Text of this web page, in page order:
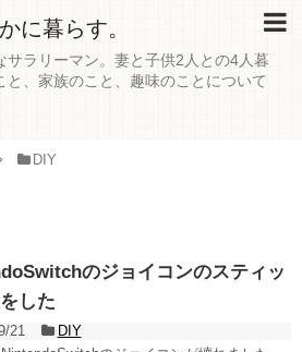
に暮らす。
サラリーマン。妻と子供2人との4人暮
と、家族のこと、趣味のことについて
DIY
のジョイコンのスティッ
した
21
DIY